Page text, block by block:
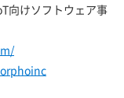
向けソフトウェア事